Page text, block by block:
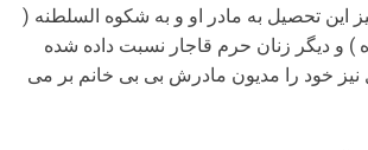
این تحصیل به مادر او و به شکوه السلطنه (
) و دیگر زنان حرم قاجار نسبت داده شده
افضل نیز خود را مدیون مادرش بی بی خانم بر می